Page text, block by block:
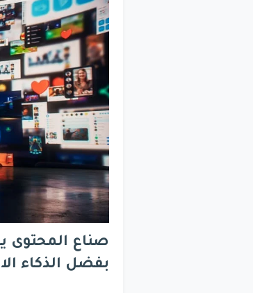
صناع المحتوى
بفضل الذكاء